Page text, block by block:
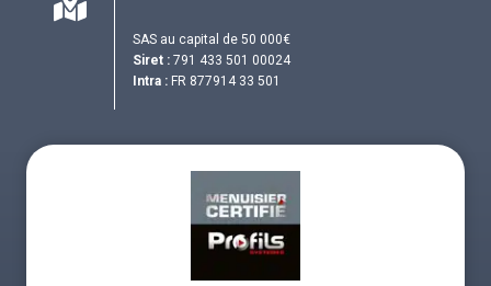
SAS au capital de 50 000€
Siret : 791 433 501 00024
Intra : FR 877914 33 501